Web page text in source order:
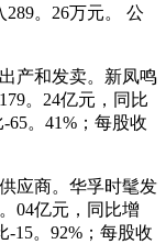
。26万元。 公
产和发卖。新凤鸣
。24亿元，同比
65。41%；每股收
应商。华孚时髦发
04亿元，同比增
-15。92%；每股收